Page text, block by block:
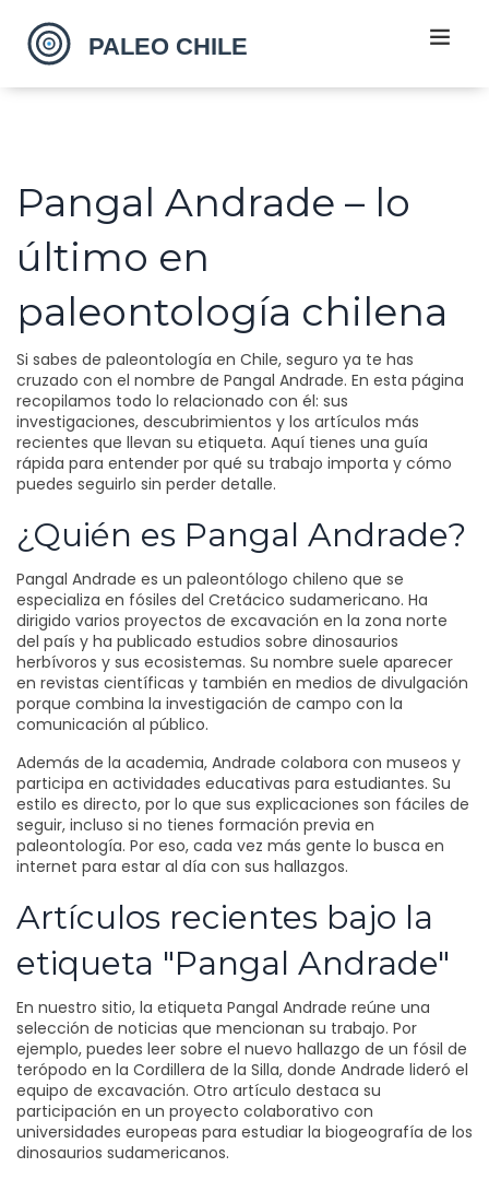
Pangal Andrade – lo
último en
paleontología chilena
Si sabes de paleontología en Chile, seguro ya te has
cruzado con el nombre de Pangal Andrade. En esta página
recopilamos todo lo relacionado con él: sus
investigaciones, descubrimientos y los artículos más
recientes que llevan su etiqueta. Aquí tienes una guía
rápida para entender por qué su trabajo importa y cómo
puedes seguirlo sin perder detalle.
¿Quién es Pangal Andrade?
Pangal Andrade es un paleontólogo chileno que se
especializa en fósiles del Cretácico sudamericano. Ha
dirigido varios proyectos de excavación en la zona norte
del país y ha publicado estudios sobre dinosaurios
herbívoros y sus ecosistemas. Su nombre suele aparecer
en revistas científicas y también en medios de divulgación
porque combina la investigación de campo con la
comunicación al público.
Además de la academia, Andrade colabora con museos y
participa en actividades educativas para estudiantes. Su
estilo es directo, por lo que sus explicaciones son fáciles de
seguir, incluso si no tienes formación previa en
paleontología. Por eso, cada vez más gente lo busca en
internet para estar al día con sus hallazgos.
Artículos recientes bajo la
etiqueta "Pangal Andrade"
En nuestro sitio, la etiqueta Pangal Andrade reúne una
selección de noticias que mencionan su trabajo. Por
ejemplo, puedes leer sobre el nuevo hallazgo de un fósil de
terópodo en la Cordillera de la Silla, donde Andrade lideró el
equipo de excavación. Otro artículo destaca su
participación en un proyecto colaborativo con
universidades europeas para estudiar la biogeografía de los
dinosaurios sudamericanos.